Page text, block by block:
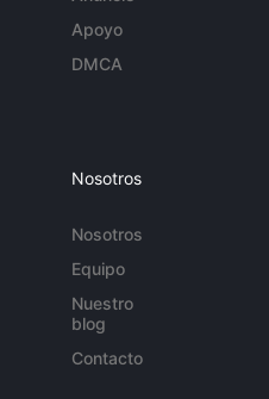
Apoyo
DMCA
Nosotros
Nosotros
Equipo
Nuestro
blog
Contacto